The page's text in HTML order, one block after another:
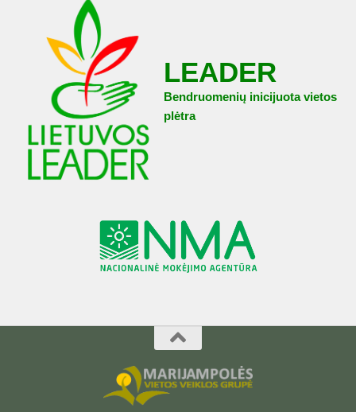
LEADER
Bendruomenių inicijuota vietos
plėtra